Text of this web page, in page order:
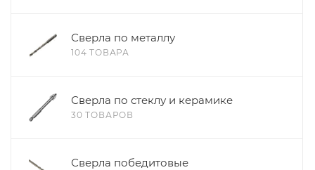
Сверла по металлу
104 ТОВАРА
Сверла по стеклу и керамике
30 ТОВАРОВ
Сверла победитовые